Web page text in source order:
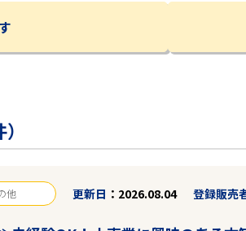
他 更新日 2026.08.04 登録販売